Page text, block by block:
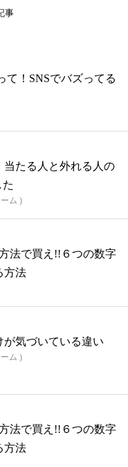
事
て！SNSでバズってる
当たる人と外れる人の
ム )
法で買え!!６つの数字
方法
気づいている違い
ム )
法で買え!!６つの数字
方法